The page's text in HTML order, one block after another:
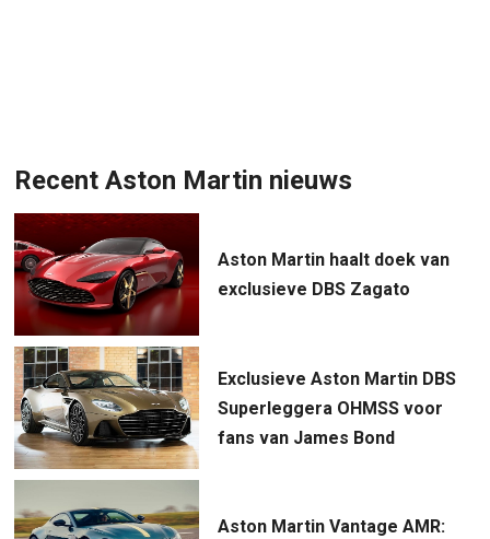
Recent Aston Martin nieuws
Aston Martin haalt doek van
exclusieve DBS Zagato
Exclusieve Aston Martin DBS
Superleggera OHMSS voor
fans van James Bond
Aston Martin Vantage AMR: